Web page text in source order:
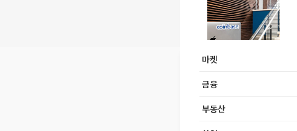
마켓
금융
부동산